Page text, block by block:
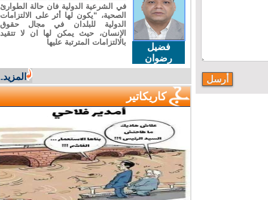
فضيل
رضوان
في الشرعية الدولية فان حالة الطوارئ
الصحية، “يكون لها أثر على الالتزامات
الدولية للبلدان في مجال حقوق
الإنسان، حيث يمكن لها ان لا تتقيد
بالالتزامات المترتبة عليها
المزيد...
كاريكاتير